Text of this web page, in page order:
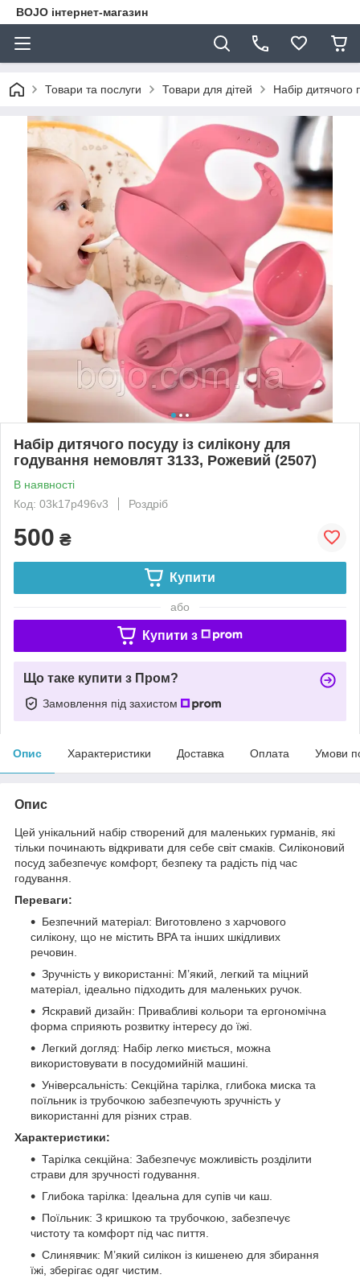
BOJO інтернет-магазин
Товари та послуги Товари для дітей Набір дитячого
Набір дитячого посуду із силікону для
годування немовлят 3133, Рожевий (2507)
В наявності
Код: 03k17p496v3
Роздріб
500 ₴
Купити
або
Купити з
Що таке купити з Пром?
Замовлення під захистом
Опис Характеристики Доставка Оплата Умови
Опис
Цей унікальний набір створений для маленьких гурманів, які
тільки починають відкривати для себе світ смаків. Силіконовий
посуд забезпечує комфорт, безпеку та радість під час
годування.
Переваги:
Безпечний матеріал: Виготовлено з харчового
силікону, що не містить BPA та інших шкідливих
речовин.
Зручність у використанні: М’який, легкий та міцний
матеріал, ідеально підходить для маленьких ручок.
Яскравий дизайн: Привабливі кольори та ергономічна
форма сприяють розвитку інтересу до їжі.
Легкий догляд: Набір легко миється, можна
використовувати в посудомийній машині.
Універсальність: Секційна тарілка, глибока миска та
поїльник із трубочкою забезпечують зручність у
використанні для різних страв.
Характеристики:
Тарілка секційна: Забезпечує можливість розділити
страви для зручності годування.
Глибока тарілка: Ідеальна для супів чи каш.
Поїльник: З кришкою та трубочкою, забезпечує
чистоту та комфорт під час пиття.
Слинявчик: М’який силікон із кишенею для збирання
їжі, зберігає одяг чистим.